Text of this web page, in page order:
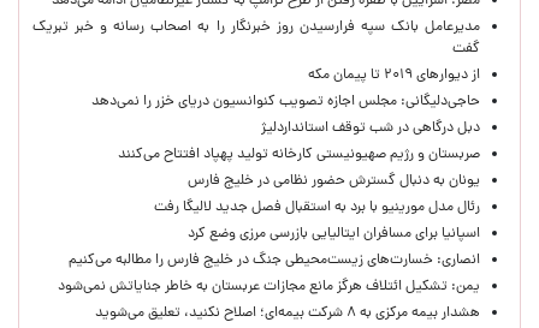
مدیرعامل بانک سپه فرارسیدن روز خبرنگار را به اصحاب رسانه و خبر تبریک
گفت
از دیوارهای ۲۰۱۹ تا پیمان مکه
حاجی‌دلیگانی: مجلس اجازه تصویب کنوانسیون دریای خزر را نمی‌دهد
دبل درگاهی در شب توقف استانداردلیژ
صربستان و رژیم صهیونیستی کارخانه تولید پهپاد افتتاح می‌کنند
یونان به دنبال گسترش حضور نظامی در خلیج فارس
رئال مدل مورینیو با برد به استقبال فصل جدید لالیگا رفت
اسپانیا برای مسافران ایتالیایی بازرسی مرزی وضع کرد
انصاری: خسارت‌های زیست‌محیطی جنگ در خلیج فارس را مطالبه‌ می‌کنیم
یمن: تشکیل ائتلاف هرگز مانع مجازات عربستان به خاطر جنایاتش نمی‌شود
هشدار بیمه مرکزی به ۸ شرکت بیمه‌ای؛ اصلاح نکنید، تعلیق می‌شوید